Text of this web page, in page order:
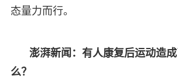
态量力而行。
澎湃新闻：有人康复后运动造
么？